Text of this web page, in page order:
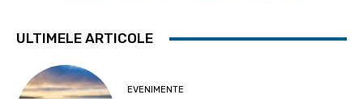
ULTIMELE ARTICOLE
EVENIMENTE